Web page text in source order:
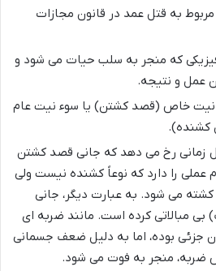
مربوط به قتل عمد در قانون مجازات
که منجر به سلب حیات می شود و
عمل و نتیجه.
نیت خاص (قصد کشتن) یا سوء نیت عام
کشنده).
زمانی رخ می دهد که جانی قصد کشتن
عملی را دارد که نوعاً کشنده نیست ولی
کشته می شود. به عبارت دیگر، جانی
مبالاتی کرده است. مانند ضربه ای
بوده، اما به دلیل ضعف جسمانی
ضربه، منجر به فوت می شود.